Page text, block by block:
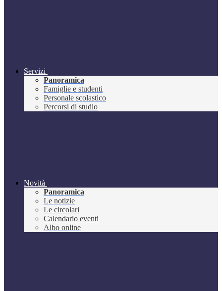
Servizi
Panoramica
Famiglie e studenti
Personale scolastico
Percorsi di studio
Novità
Panoramica
Le notizie
Le circolari
Calendario eventi
Albo online